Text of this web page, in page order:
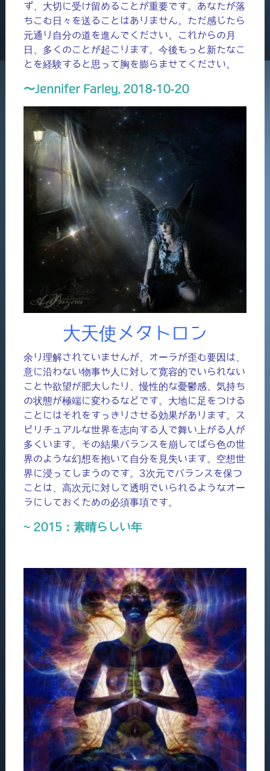
ず、大切に受け留めることが重要です。あなたが落
ちこむ日々を送ることはありません。ただ感じたら
元通り自分の道を進んでください。これからの月
日、多くのことが起こります。今後もっと新たなこ
とを経験すると思って胸を膨らませてください。
〜Jennifer Farley, 2018-10-20
大天使メタトロン
余り理解されていませんが、オーラが歪む要因は、
意に沿わない物事や人に対して寛容的でいられない
ことや欲望が肥大したり、慢性的な憂鬱感、気持ち
の状態が極端に変わるなどです。大地に足をつける
ことにはそれをすっきりさせる効果があります。ス
ピリチュアルな世界を志向する人で舞い上がる人が
多くいます。その結果バランスを崩してばら色の世
界のような幻想を抱いて自分を見失います。空想世
界に浸ってしまうのです。3次元でバランスを保つ
ことは、高次元に対して透明でいられるようなオー
ラにしておくための必須事項です。
~ 2015：素晴らしい年